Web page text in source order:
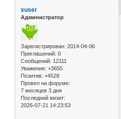
xuser
Администратор
Зарегистрирован: 2014-04-06
Приглашений: 0
Сообщений: 12111
Уважение: +3655
Позитив: +4528
Провел на форуме:
7 месяцев 3 дня
Последний визит:
2026-07-21 14:23:53